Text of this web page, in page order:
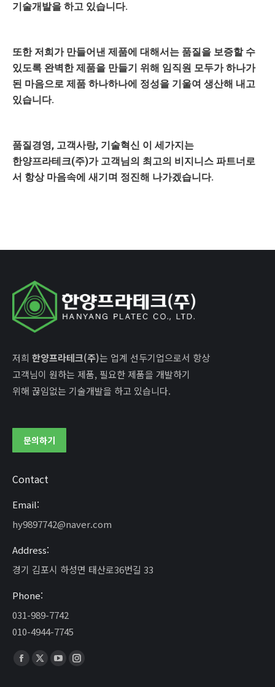
기술개발을 하고 있습니다.
또한 저희가 만들어낸 제품에 대해서는 품질을 보증할 수
있도록 완벽한 제품을 만들기 위해 임직원 모두가 하나가
된 마음으로 제품 하나하나에 정성을 기울여 생산해 내고
있습니다.
품질경영, 고객사랑, 기술혁신 이 세가지는
한양프라테크(주)가 고객님의 최고의 비지니스 파트너로
서 항상 마음속에 새기며 정진해 나가겠습니다.
저희 한양프라테크(주)는 업계 선두기업으로서 항상
고객님이 원하는 제품, 필요한 제품을 개발하기
위해 끊임없는 기술개발을 하고 있습니다.
문의하기
Contact
Email:
hy9897742@naver.com
Address:
경기 김포시 하성면 태산로36번길 33
Phone:
031-989-7742
010-4944-7745
Find us on:
Facebook
X
YouTubeInstagram